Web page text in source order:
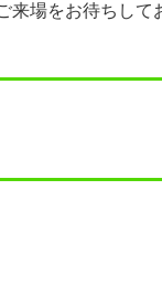
来場をお待ちして